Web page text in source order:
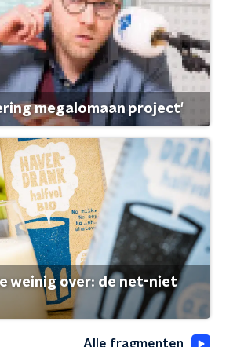
megalomaan project'
weinig over: de net-niet
Alle fragmenten